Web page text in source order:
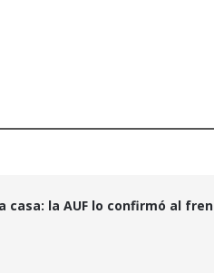
casa: la AUF lo confirmó al